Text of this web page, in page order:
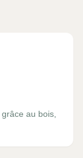
au bois,